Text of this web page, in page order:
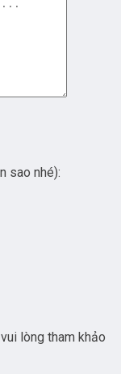
sao nhé):
lòng tham khảo